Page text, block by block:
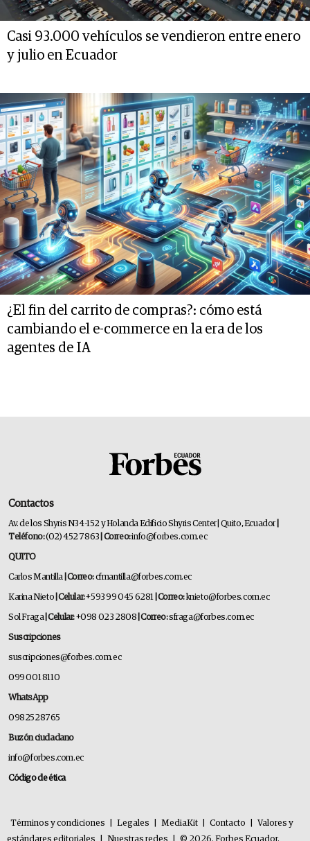
Casi 93.000 vehículos se vendieron entre enero
y julio en Ecuador
¿El fin del carrito de compras?: cómo está
cambiando el e-commerce en la era de los
agentes de IA
Contactos
Av. de los Shyris N34-152 y Holanda Edificio Shyris Center | Quito, Ecuador
Teléfono:(02) 452 7863 | Correo:info@forbes.com.ec
QUITO
Carlos Mantilla | Correo:cfmantilla@forbes.com.ec
Karina Nieto | Celular:+593 99 045 6281 | Correo:knieto@forbes.com.ec
Sol Fraga| Celular:+098 023 2808 | Correo:sfraga@forbes.com.ec
Suscripciones
suscripciones@forbes.com.ec
099 001 8110
WhatsApp
0982528765
Buzón ciudadano
info@forbes.com.ec
Código de ética
Términos y condiciones Legales MediaKit Contacto
Valores y